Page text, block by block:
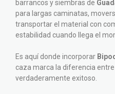
barrancos y siembras de
para largas caminatas,
transportar el material con
estabilidad cuando llega el
Es aquí donde incorporar
caza marca la diferencia
verdaderamente exitoso.